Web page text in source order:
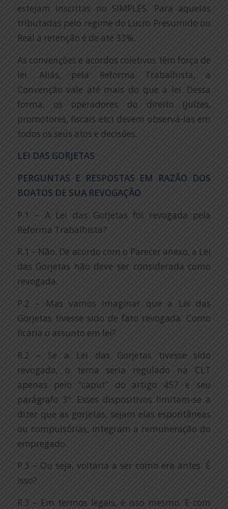
estejam inscritas no SIMPLES. Para aquelas
tributadas pelo regime do Lucro Presumido ou
Real a retenção é de até 33%.
As convenções e acordos coletivos têm força de
lei. Aliás, pela Reforma Trabalhista, a
Convenção vale até mais do que a lei. Dessa
forma, os operadores do direito (juízes,
promotores, fiscais etc) devem observá-las em
todos os seus atos e decisões.
LEI DAS GORJETAS
PERGUNTAS E RESPOSTAS EM RAZÃO DOS
BOATOS DE SUA REVOGAÇÃO
P.1 – A Lei das Gorjetas foi revogada pela
Reforma Trabalhista?
R.1 – Não. De acordo com o Parecer anexo, a Lei
das Gorjetas não deve ser considerada como
revogada.
P.2 – Mas vamos imaginar que a Lei das
Gorjetas tivesse sido de fato revogada. Como
ficaria o assunto em lei?
R.2 – Se a Lei das Gorjetas tivesse sido
revogada, o tema seria regulado na CLT
apenas pelo “caput” do artigo 457 e seu
parágrafo 3º. Esses dispositivos limitam-se a
dizer que as gorjetas, sejam elas espontâneas
ou compulsórias, integram a remuneração do
empregado.
P.3 – Ou seja, voltaria a ser como era antes. É
isso?
R.3 – Em termos legais, é isso mesmo. E com